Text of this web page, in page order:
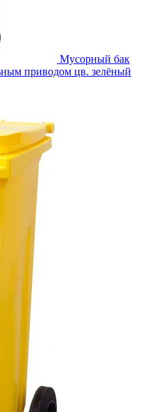
Мусорный бак
приводом цв. зелёный